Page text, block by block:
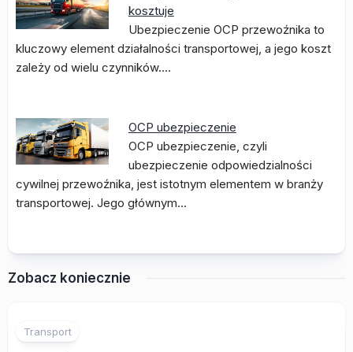
kosztuje
Ubezpieczenie OCP przewoźnika to
kluczowy element działalności transportowej, a jego koszt
zależy od wielu czynników.…
OCP ubezpieczenie
OCP ubezpieczenie, czyli
ubezpieczenie odpowiedzialności
cywilnej przewoźnika, jest istotnym elementem w branży
transportowej. Jego głównym…
Zobacz koniecznie
Transport